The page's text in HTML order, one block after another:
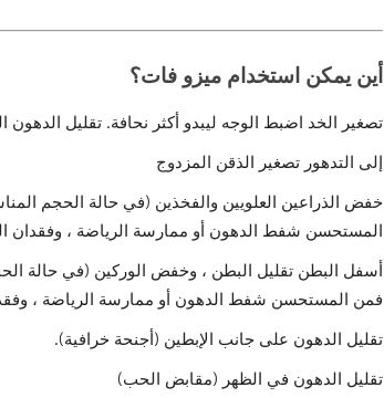
أين يمكن استخدام ميزو فات؟
تصغير الخد اضبط الوجه ليبدو أكثر نحافة. تقليل الدهون
إلى التدهور تصغير الذقن المزدوج
خفض الذراعين العلويين والفخذين (في حالة الحجم
المستحسن شفط الدهون أو ممارسة الرياضة ، وفقدان
أسفل البطن تقليل البطن ، وخفض الوركين (في حالة
فمن المستحسن شفط الدهون أو ممارسة الرياضة ،
تقليل الدهون على جانب الإبطين (أجنحة خرافية).
تقليل الدهون في الظهر (مقابض الحب)